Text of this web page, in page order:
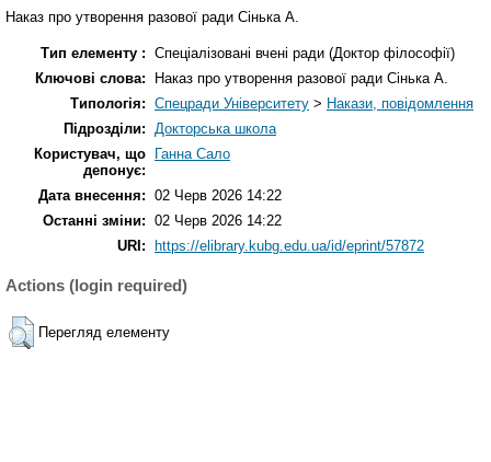
Наказ про утворення разової ради Сінька А.
Тип елементу : Спеціалізовані вчені ради (Доктор філософії)
Ключові слова:
Наказ про утворення разової ради Сінька А.
Типологія: Спецради Університету > Накази, повідомлення
Підрозділи: Докторська школа
Користувач, що
депонує:
Ганна Сало
Дата внесення: 02 Черв 2026 14:22
Останні зміни: 02 Черв 2026 14:22
URI:
https://elibrary.kubg.edu.ua/id/eprint/57872
Actions (login required)
Перегляд елементу